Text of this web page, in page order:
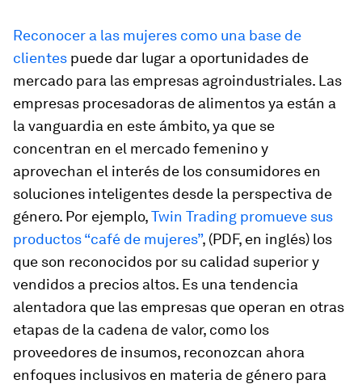
Reconocer a las mujeres como una base de
clientes puede dar lugar a oportunidades de
mercado para las empresas agroindustriales. Las
empresas procesadoras de alimentos ya están a
la vanguardia en este ámbito, ya que se
concentran en el mercado femenino y
aprovechan el interés de los consumidores en
soluciones inteligentes desde la perspectiva de
género. Por ejemplo,Twin Trading promueve sus
productos “café de mujeres”, (PDF, en inglés) los
que son reconocidos por su calidad superior y
vendidos a precios altos. Es una tendencia
alentadora que las empresas que operan en otras
etapas de la cadena de valor, como los
proveedores de insumos, reconozcan ahora
enfoques inclusivos en materia de género para